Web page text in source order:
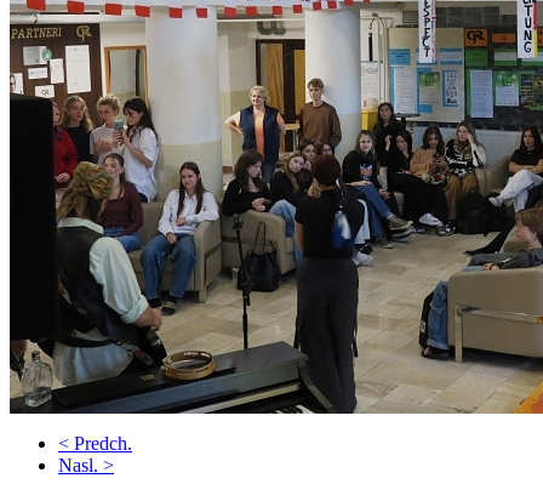
< Predch.
Nasl. >